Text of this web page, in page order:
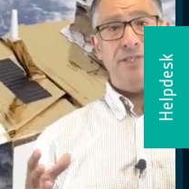
Helpdesk